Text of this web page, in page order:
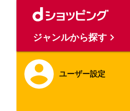
ユーザー設定
ジャンルから探す